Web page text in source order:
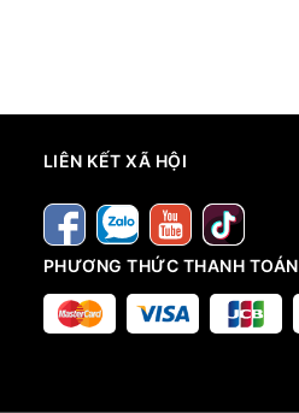
LIÊN KẾT XÃ HỘI
PHƯƠNG THỨC THANH TOÁN